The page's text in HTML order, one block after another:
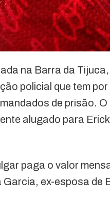
na Barra da
policial que tem
de prisão.
alugado para
paga o valor
Garcia, ex-esposa de